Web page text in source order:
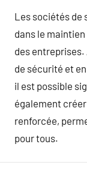
Les sociétés de
dans le
des entreprises.
de sécurité et
il est possible
également
renforcée,
pour tous.